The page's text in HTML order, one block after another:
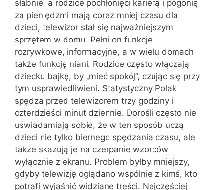
słabnie, a rodzice pochłonięci karierą i pogonią
za pieniędzmi mają coraz mniej czasu dla
dzieci, telewizor stał się najważniejszym
sprzętem w domu. Pełni on funkcje
rozrywkowe, informacyjne, a w wielu domach
także funkcję niani. Rodzice często włączają
dziecku bajkę, by „mieć spokój”, czując się przy
tym usprawiedliwieni. Statystyczny Polak
spędza przed telewizorem trzy godziny i
czterdzieści minut dziennie. Dorośli często nie
uświadamiają sobie, że w ten sposób uczą
dzieci nie tylko biernego spędzania czasu, ale
także skazują je na czerpanie wzorców
wyłącznie z ekranu. Problem byłby mniejszy,
gdyby telewizję oglądano wspólnie z kimś, kto
potrafi wyjaśnić widziane treści. Najczęściej